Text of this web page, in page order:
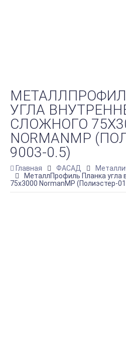
УГЛА
СЛОЖНОГО
NORMANMP
9003-0.5)
Главная ФАСАД
МеталлПрофиль Планка угла
75х3000 NormanMP (Полиэстер-